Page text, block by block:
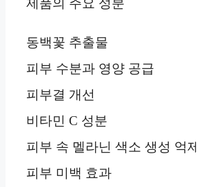
제품의 주요 성분
동백꽃 추출물
피부 수분과 영양 공급
피부결 개선
비타민 C 성분
피부 속 멜라닌 색소 생성 억제
피부 미백 효과